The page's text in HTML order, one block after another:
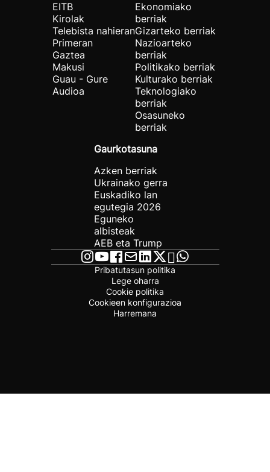
EITB
Kirolak
Telebista nahieran
Primeran
Gaztea
Makusi
Guau - Gure
Audioa
Ekonomiako
berriak
Gizarteko berriak
Nazioarteko
berriak
Politikako berriak
Kulturako berriak
Teknologiako
berriak
Osasuneko
berriak
Gaurkotasuna
Azken berriak
Ukrainako gerra
Euskadiko lan
egutegia 2026
Eguneko
albisteak
AEB eta Trump
Pribatutasun politika
Lege oharra
Cookie politika
Cookieen konfigurazioa
Harremana